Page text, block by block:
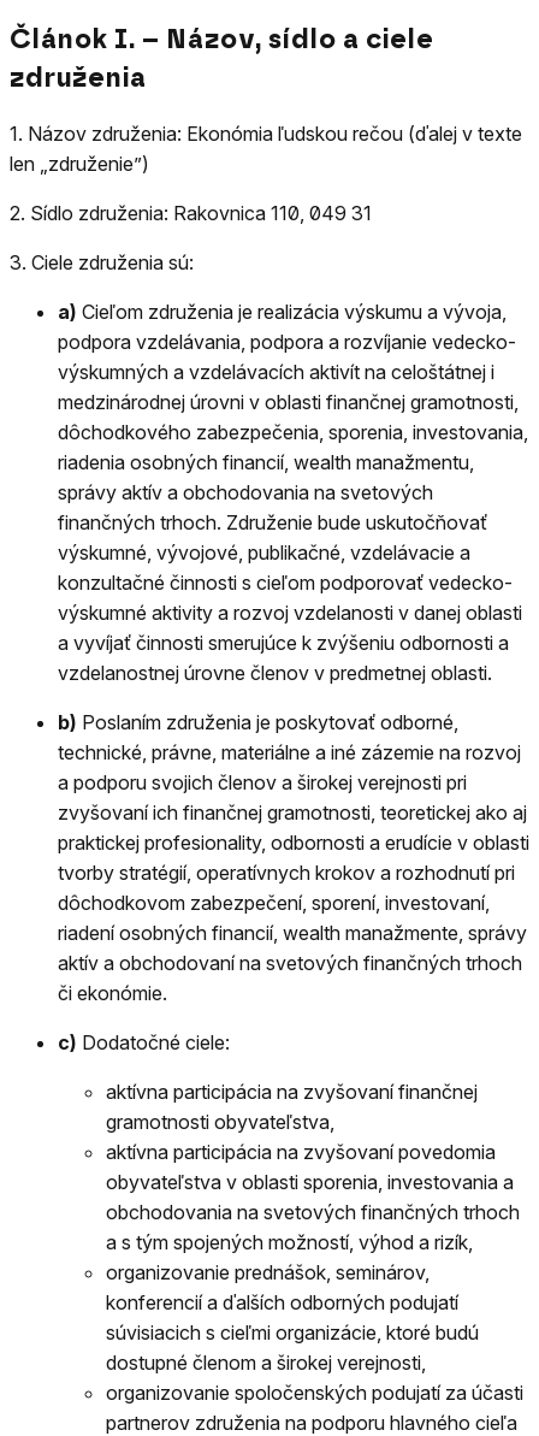
Článok I. – Názov, sídlo a ciele
združenia
1. Názov združenia: Ekonómia ľudskou rečou (ďalej v texte
len „združenie”)
2. Sídlo združenia: Rakovnica 110, 049 31
3. Ciele združenia sú:
a) Cieľom združenia je realizácia výskumu a vývoja,
podpora vzdelávania, podpora a rozvíjanie vedecko-
výskumných a vzdelávacích aktivít na celoštátnej i
medzinárodnej úrovni v oblasti finančnej gramotnosti,
dôchodkového zabezpečenia, sporenia, investovania,
riadenia osobných financií, wealth manažmentu,
správy aktív a obchodovania na svetových
finančných trhoch. Združenie bude uskutočňovať
výskumné, vývojové, publikačné, vzdelávacie a
konzultačné činnosti s cieľom podporovať vedecko-
výskumné aktivity a rozvoj vzdelanosti v danej oblasti
a vyvíjať činnosti smerujúce k zvýšeniu odbornosti a
vzdelanostnej úrovne členov v predmetnej oblasti.
b) Poslaním združenia je poskytovať odborné,
technické, právne, materiálne a iné zázemie na rozvoj
a podporu svojich členov a širokej verejnosti pri
zvyšovaní ich finančnej gramotnosti, teoretickej ako aj
praktickej profesionality, odbornosti a erudície v oblasti
tvorby stratégií, operatívnych krokov a rozhodnutí pri
dôchodkovom zabezpečení, sporení, investovaní,
riadení osobných financií, wealth manažmente, správy
aktív a obchodovaní na svetových finančných trhoch
či ekonómie.
c) Dodatočné ciele:
aktívna participácia na zvyšovaní finančnej
gramotnosti obyvateľstva,
aktívna participácia na zvyšovaní povedomia
obyvateľstva v oblasti sporenia, investovania a
obchodovania na svetových finančných trhoch
a s tým spojených možností, výhod a rizík,
organizovanie prednášok, seminárov,
konferencií a ďalších odborných podujatí
súvisiacich s cieľmi organizácie, ktoré budú
dostupné členom a širokej verejnosti,
organizovanie spoločenských podujatí za účasti
partnerov združenia na podporu hlavného cieľa